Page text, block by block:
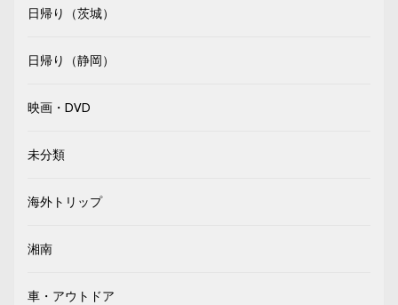
日帰り（茨城）
日帰り（静岡）
映画・DVD
未分類
海外トリップ
湘南
車・アウトドア